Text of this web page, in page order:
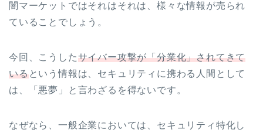
闇マーケットではそれはそれは、様々な情報が売られ
ていることでしょう。
今回、こうしたサイバー攻撃が「分業化」されてきて
いるという情報は、セキュリティに携わる人間として
は、「悪夢」と言わざるを得ないです。
なぜなら、一般企業においては、セキュリティ特化し